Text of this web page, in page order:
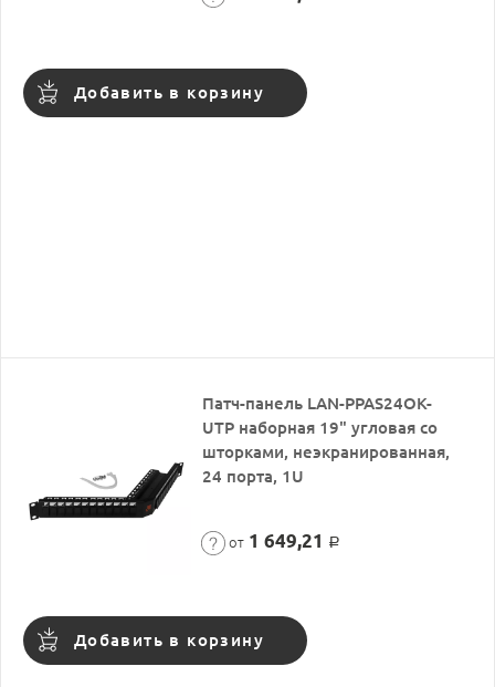
Добавить в корзину
Патч-панель LAN-PPAS24OK-
UTP наборная 19" угловая со
шторками, неэкранированная,
24 порта, 1U
от 1 649,21 Р
Добавить в корзину